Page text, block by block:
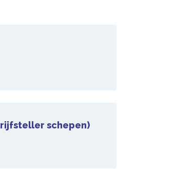
schepen)